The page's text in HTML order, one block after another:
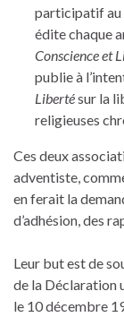
participatif au
édite chaque
Conscience et
publie à
Libertésur la
religieuses
Ces deux
adventiste,
en ferait la
d’adhésion, des
Leur but est de
de la Déclaration
le 10 décembre